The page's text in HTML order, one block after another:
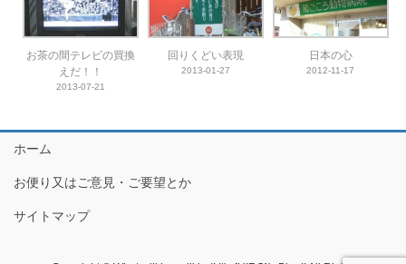
お茶の間テレビの買換
えだ！！
2013-07-21
回りくどい表現
2013-01-27
日本の心
2012-11-17
ホーム
お便り又はご意見・ご要望とか
サイトマップ